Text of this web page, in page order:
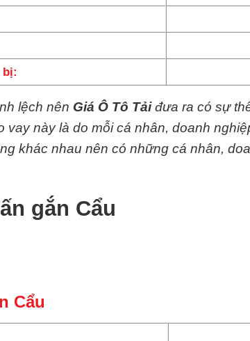
bị:
lệch nên Giá Ô Tô Tảiđưa ra có sự
này là do mỗi cá nhân, doanh
khác nhau nên có những cá nhân,
gắn Cẩu
Cẩu